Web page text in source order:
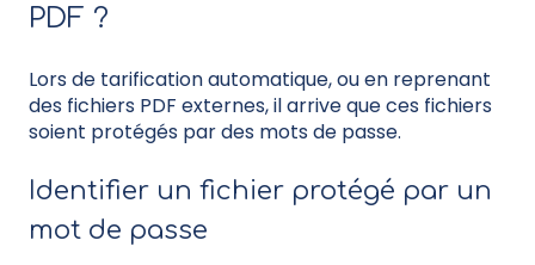
PDF ?
Lors de tarification automatique, ou en reprenant
des fichiers PDF externes, il arrive que ces fichiers
soient protégés par des mots de passe.
Identifier un fichier protégé par un
mot de passe